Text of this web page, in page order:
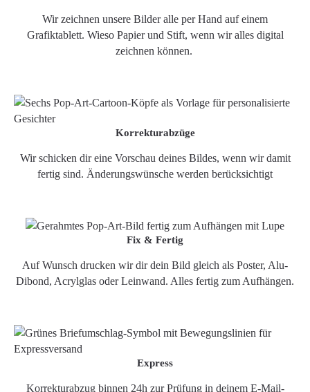
Wir zeichnen unsere Bilder alle per Hand auf einem
Grafiktablett. Wieso Papier und Stift, wenn wir alles digital
zeichnen können.
Korrekturabzüge
Wir schicken dir eine Vorschau deines Bildes, wenn wir damit
fertig sind. Änderungswünsche werden berücksichtigt
Fix & Fertig
Auf Wunsch drucken wir dir dein Bild gleich als Poster, Alu-
Dibond, Acrylglas oder Leinwand. Alles fertig zum Aufhängen.
Express
Korrekturabzug binnen 24h zur Prüfung in deinem E-Mail-